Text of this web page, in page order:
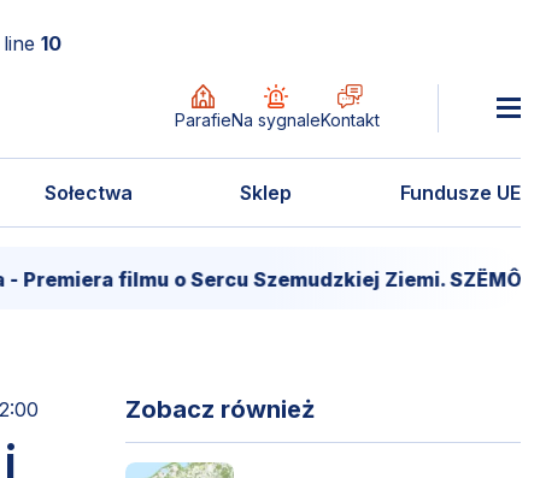
10
ParafieNa sygnaleKontakt
Sołectwa Sklep Fundusze UE
filmu o Sercu Szemudzkiej Ziemi. SZËMÔŁD – SERCE
Zobacz również